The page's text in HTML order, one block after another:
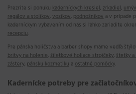
Prezrite si ponuku kaderníckych kresiel, zrkadiel,
regálov a stolíkov, vozíkov, podnožníkov a v prípade
kaderníckym vybavením od nás si ľahko zariadite
recepciu
Pre pánska holičstva a barber shopy máme vedľa
britvy na holenie, žiletkové holiace strojčeky, štetky
zástery, pánsku kozmetiku aostatné pomôcky
Kadernícke potreby pre